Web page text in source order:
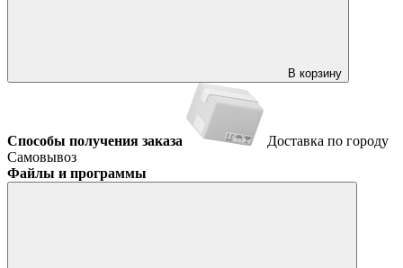
В корзину
Способы получения заказа
Доставка по городу
Самовывоз
Файлы и программы